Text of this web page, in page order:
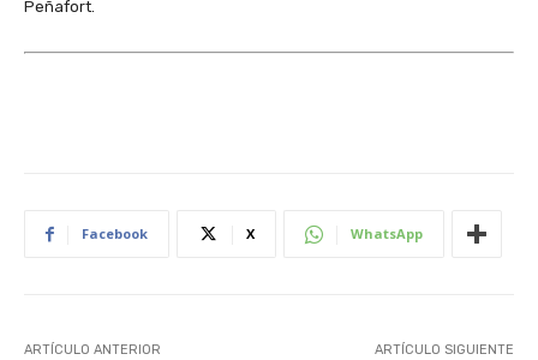
Peñafort.
Facebook X WhatsApp
ARTÍCULO ANTERIOR ARTÍCULO SIGUIENTE